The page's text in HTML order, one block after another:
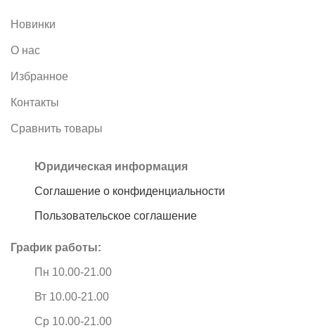
Новинки
О нас
Избранное
Контакты
Сравнить товары
Юридическая информация
Соглашение о конфиденциальности
Пользовательское соглашение
График работы:
Пн 10.00-21.00
Вт 10.00-21.00
Ср 10.00-21.00